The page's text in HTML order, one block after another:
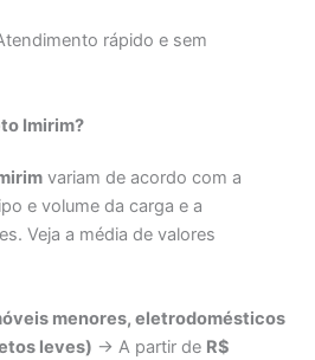
rápido e sem
Imirim?
variam de acordo com a
e volume da carga e a
Veja a média de valores
menores, eletrodomésticos
leves) → A partir de R$